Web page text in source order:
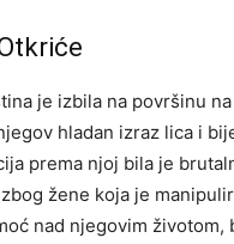
je izbila na površinu
hladan izraz lica i
prema njoj bila je
žene koja je
nad njegovim